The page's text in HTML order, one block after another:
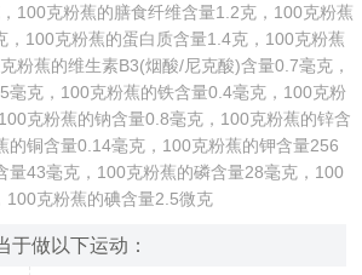
100克粉蕉的膳食纤维含量1.2克，100克粉蕉
，100克粉蕉的蛋白质含量1.4克，100克粉蕉
粉蕉的维生素B3(烟酸/尼克酸)含量0.7毫克，
毫克，100克粉蕉的铁含量0.4毫克，100克粉
克粉蕉的钠含量0.8毫克，100克粉蕉的锌含
的铜含量0.14毫克，100克粉蕉的钾含量256
量43毫克，100克粉蕉的磷含量28毫克，100
100克粉蕉的碘含量2.5微克
于做以下运动：